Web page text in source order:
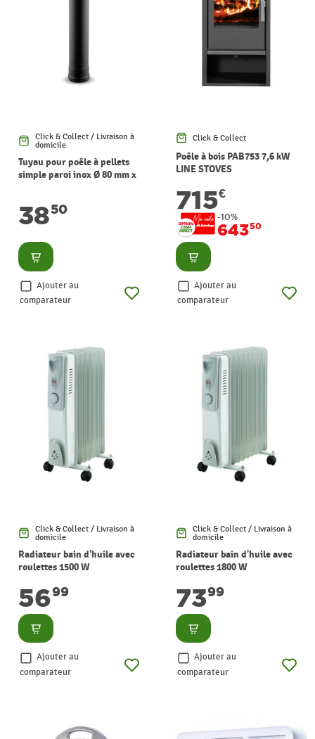
Click & Collect / Livraison à
domicile
Tuyau pour poêle à pellets
simple paroi inox Ø 80 mm x
3850
Consulter
Ajouter au
comparateur
Click & Collect
Poêle à bois PAB753 7,6 kW
LINE STOVES
715€
-10%
64350
Consulter
Ajouter au
comparateur
Click & Collect / Livraison à
domicile
Radiateur bain d'huile avec
roulettes 1500 W
5699
Consulter
Ajouter au
comparateur
Click & Collect / Livraison à
domicile
Radiateur bain d'huile avec
roulettes 1800 W
7399
Consulter
Ajouter au
comparateur